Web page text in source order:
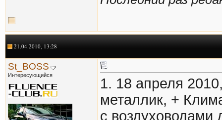
21.04.2010, 13:28
St_BOSS
Интересующийся
1. 18 апреля
металлик, +
с воздуховодами